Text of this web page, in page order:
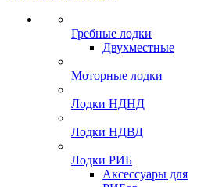
Гребные лодки
Двухместные
Моторные лодки
Лодки НДНД
Лодки НДВД
Лодки РИБ
Аксессуары для